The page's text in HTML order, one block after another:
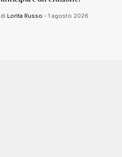
di Lorita Russo - 1 agosto 2026